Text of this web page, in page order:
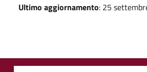
Ultimo aggiornamento: 25